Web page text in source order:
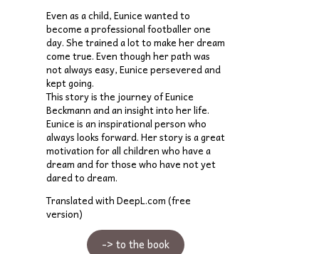
Even as a child, Eunice wanted to
become a professional footballer one
day. She trained a lot to make her dream
come true. Even though her path was
not always easy, Eunice persevered and
kept going.
This story is the journey of Eunice
Beckmann and an insight into her life.
Eunice is an inspirational person who
always looks forward. Her story is a great
motivation for all children who have a
dream and for those who have not yet
dared to dream.
Translated with DeepL.com (free
version)
-> to the book